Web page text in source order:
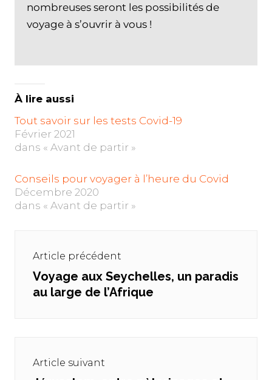
nombreuses seront les possibilités de
voyage à s’ouvrir à vous !
À lire aussi
Tout savoir sur les tests Covid-19
Février 2021
dans « Avant de partir »
Conseils pour voyager à l’heure du Covid
Décembre 2020
dans « Avant de partir »
l’articleArticle précédent
Previous
post:
Voyage aux Seychelles, un paradis
au large de l’Afrique
Article suivant